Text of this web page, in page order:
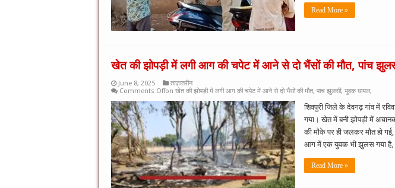
Read More »
खेत की झोपड़ी में लगी आग की चपेट में आने से दो भैंसों की मौत, पांच
June 8, 2025
ताज़ातरीन
Comments Offon खेत की झोपड़ी में लगी आग की चपेट में आने से दो भैंसों की मौत, पांच झुलसीं, युवक घायल,
शिवपुरी जिले के देवगढ़ गांव में
गया। खेत में बनी झोपड़ी में
की मौके पर ही जलकर मौत हो
आग में एक युवक भी झुलस गया
Read More »